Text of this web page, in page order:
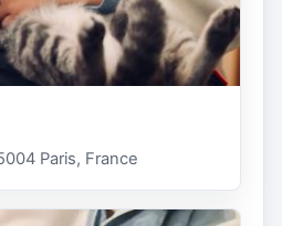
Paris, France